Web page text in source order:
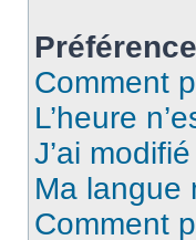
Comment
L’heure
J’ai
Ma langue
Comment